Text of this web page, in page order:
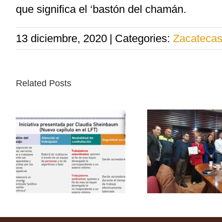
que significa el ‘bastón del chamán.
13 diciembre, 2020 | Categories: Zacatecas
Related Posts